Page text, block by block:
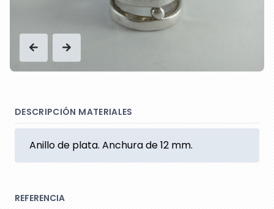
DESCRIPCIÓN MATERIALES
Anillo de plata. Anchura de 12 mm.
REFERENCIA